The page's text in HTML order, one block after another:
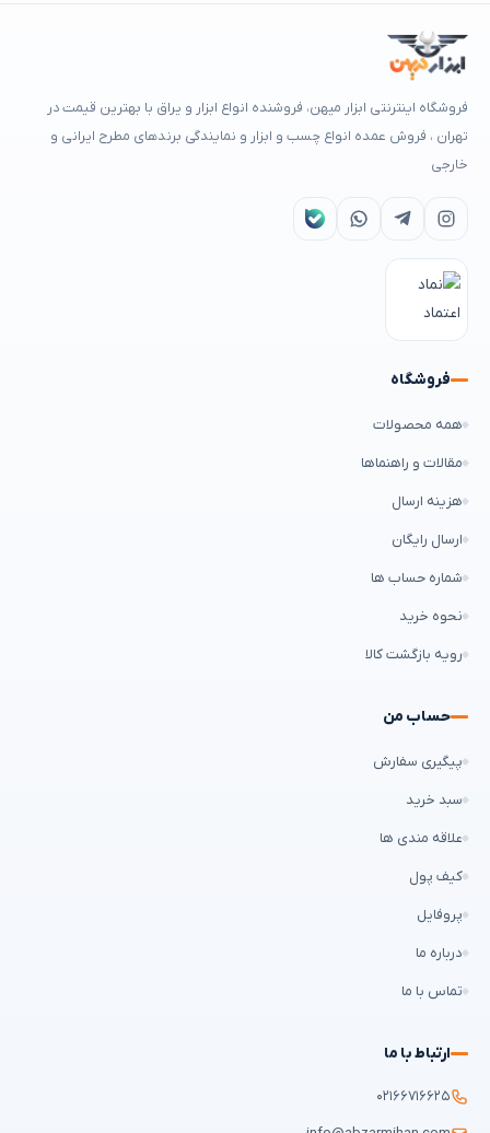
فروشگاه اینترنتی ابزار میهن، فروشنده انواع ابزار و یراق با بهترین قیمت در
تهران ، فروش عمده انواع چسب و ابزار و نمایندگی برندهای مطرح ایرانی و
خارجی
فروشگاه
همه محصولات
مقالات و راهنماها
هزینه ارسال
ارسال رایگان
شماره حساب ها
نحوه خرید
رویه بازگشت کالا
حساب من
پیگیری سفارش
سبد خرید
علاقه مندی ها
کیف پول
پروفایل
درباره ما
تماس با ما
ارتباط با ما
۰۲۱۶۶۷۱۶۶۲۵